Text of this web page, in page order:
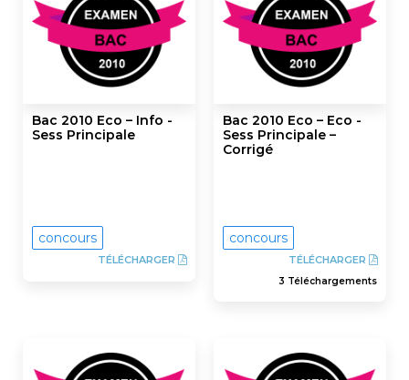
Bac 2010 Eco – Info -
Sess Principale
concours
TÉLÉCHARGER
Bac 2010 Eco – Eco -
Sess Principale –
Corrigé
concours
TÉLÉCHARGER
3 Téléchargements